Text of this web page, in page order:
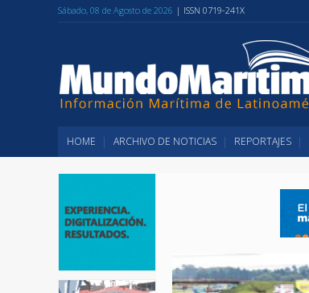
Sábado, 08 de Agosto de 2026 | ISSN 0719-241X
HOME ARCHIVO DE NOTICIAS REPORTAJES